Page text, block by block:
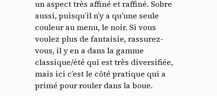
un aspect très affiné et raffiné. Sobre
aussi, puisqu’il n’y a qu’une seule
couleur au menu, le noir. Si vous
voulez plus de fantaisie, rassurez-
vous, il y en a dans la gamme
classique/été qui est très diversifiée,
mais ici c’est le côté pratique qui a
primé pour rouler dans la boue.